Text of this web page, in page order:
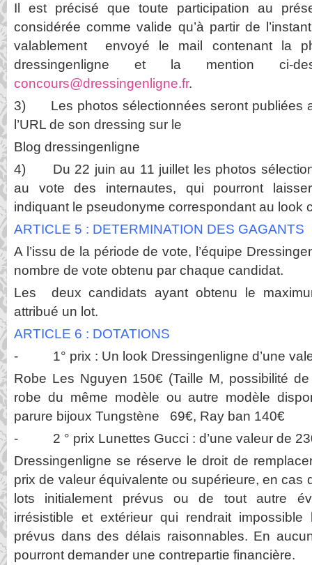
Il est précisé que toute participation au
considérée comme valide qu’à partir de
valablement envoyé le mail contenant la
dressingenligne et la mention ci-
concours@dressingenligne.fr.
3) Les photos sélectionnées seront publiées
l’URL de son dressing sur le
Blog dressingenligne
4) Du 22 juin au 11 juillet les photos
au vote des internautes, qui pourront
indiquant le pseudonyme correspondant au look
ARTICLE 5 : DETERMINATION DES GAGANTS
A l’issu de la période de vote, l’équipe
nombre de vote obtenu par chaque candidat.
Les deux candidats ayant obtenu le
attribué un lot.
ARTICLE 6 : DOTATIONS
- 1° prix : Un look Dressingenligne d’une
Robe Les Nguyen 150€ (Taille M, possibilité
robe du même modèle ou autre modèle
parure bijoux Tungstène 69€, Ray ban 140€
- 2 ° prix Lunettes Gucci : d’une valeur de
Dressingenligne se réserve le droit de
prix de valeur équivalente ou supérieure, en cas
lots initialement prévus ou de tout autre
irrésistible et extérieur qui rendrait
prévus dans des délais raisonnables. En
pourront demander une contrepartie financière.